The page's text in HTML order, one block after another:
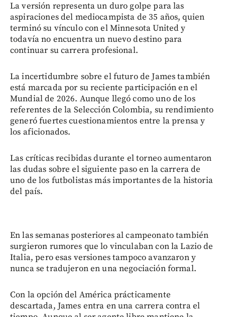
La versión representa un duro golpe para las
aspiraciones del mediocampista de 35 años, quien
terminó su vínculo con el Minnesota United y
todavía no encuentra un nuevo destino para
continuar su carrera profesional.
La incertidumbre sobre el futuro de James también
está marcada por su reciente participación en el
Mundial de 2026. Aunque llegó como uno de los
referentes de la Selección Colombia, su rendimiento
generó fuertes cuestionamientos entre la prensa y
los aficionados.
Las críticas recibidas durante el torneo aumentaron
las dudas sobre el siguiente paso en la carrera de
uno de los futbolistas más importantes de la historia
del país.
En las semanas posteriores al campeonato también
surgieron rumores que lo vinculaban con la Lazio de
Italia, pero esas versiones tampoco avanzaron y
nunca se tradujeron en una negociación formal.
Con la opción del América prácticamente
descartada, James entra en una carrera contra el